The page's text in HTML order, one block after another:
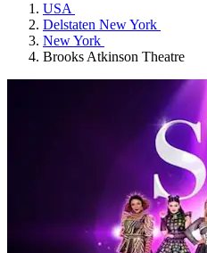
USA
Delstaten New York
New York
Brooks Atkinson Theatre